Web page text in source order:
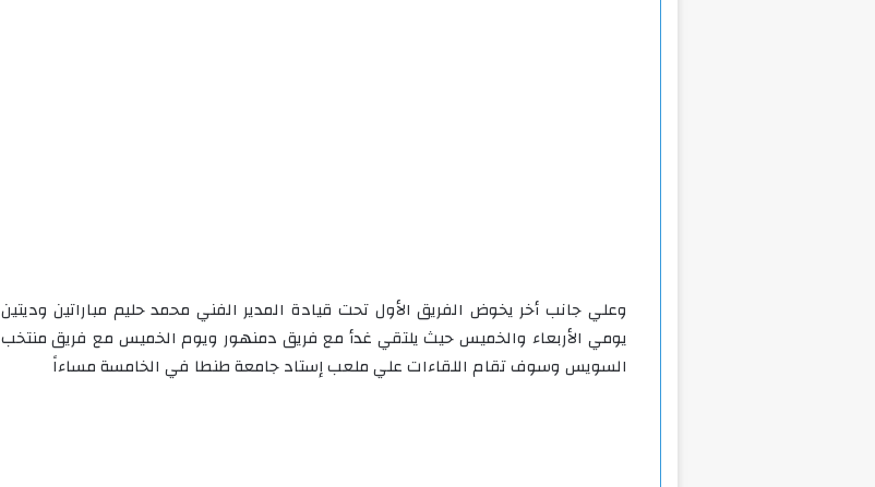
وعلي جانب أخر يخوض الفريق الأول تحت قيادة المدير الفني محمد حليم مباراتين وديتين
يومي الأربعاء والخميس حيث يلتقي غدأ مع فريق دمنهور ويوم الخميس مع فريق منتخب
السويس وسوف تقام اللقاءات علي ملعب إستاد جامعة طنطا في الخامسة مساءاً